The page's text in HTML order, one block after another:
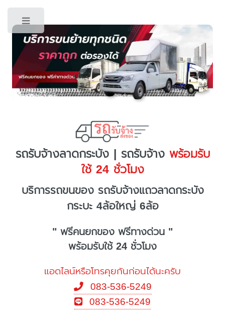
รถรับจ้างลาดกระบัง | รถรับจ้างพร้อมรับ
ใช้ 24 ชั่วโมง
บริการรถขนของ รถรับจ้างแถวลาดกระบัง
กระบะ 4ล้อใหญ่ 6ล้อ
" ฟรีคนยกของ ฟรีทางด่วน "
พร้อมรับใช้ 24 ชั่วโมง
แอดไลน์หรือโทรคุยกันก่อนได้นะครับ
083-536-5249
083-536-5249
Toggle